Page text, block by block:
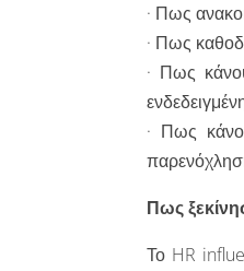
· Πως
· Πως
· Πως
· Πως
Πως
Το HR